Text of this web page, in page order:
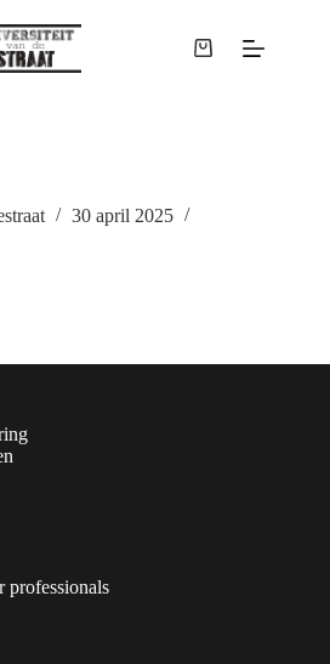
Winkelwagen
30 april 2025
professionals